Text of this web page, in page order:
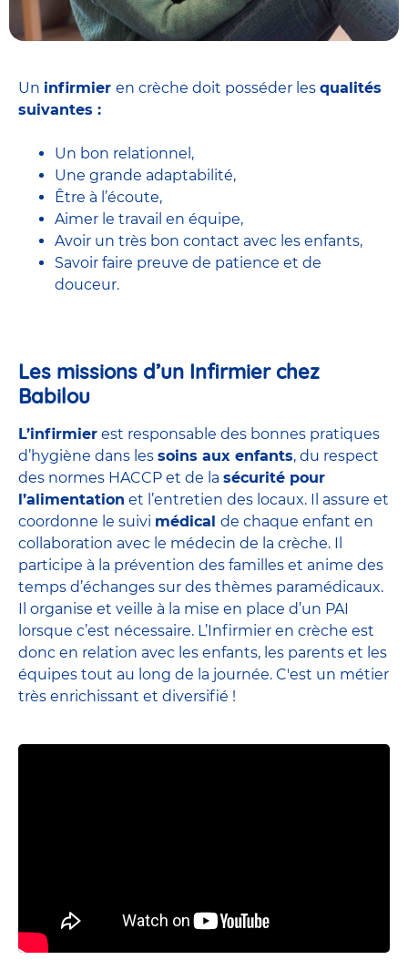
Un infirmier en crèche doit posséder les qualités
suivantes :
Un bon relationnel,
Une grande adaptabilité,
Être à l’écoute,
Aimer le travail en équipe,
Avoir un très bon contact avec les enfants,
Savoir faire preuve de patience et de
douceur.
Les missions d’un Infirmier chez
Babilou
L’infirmier est responsable des bonnes pratiques
d’hygiène dans les soins aux enfants, du respect
des normes HACCP et de la sécurité pour
l’alimentation et l’entretien des locaux. Il assure et
coordonne le suivi médical de chaque enfant en
collaboration avec le médecin de la crèche. Il
participe à la prévention des familles et anime des
temps d’échanges sur des thèmes paramédicaux.
Il organise et veille à la mise en place d’un PAI
lorsque c’est nécessaire. L’Infirmier en crèche est
donc en relation avec les enfants, les parents et les
équipes tout au long de la journée. C'est un métier
très enrichissant et diversifié !